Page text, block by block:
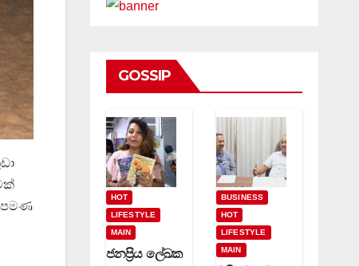
පමණ
GOSSIP
HOT
LIFESTYLE
MAIN
ජනප්‍රිය ලේඛක
BUSINESS
HOT
LIFESTYLE
MAIN